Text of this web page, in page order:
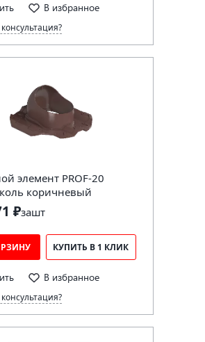
В избранное
элемент PROF-20
коричневый
₽зашт
КУПИТЬ В 1 КЛИК
В избранное